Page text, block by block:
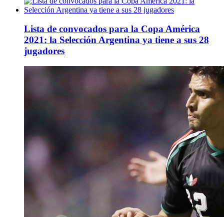
Lista de convocados para la Copa América
2021: la Selección Argentina ya tiene a sus 28
jugadores